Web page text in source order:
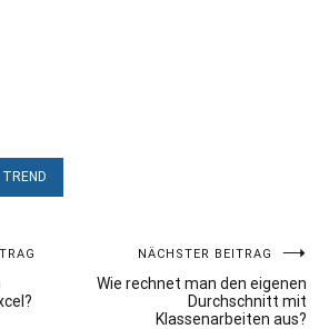
NÄCHSTER BEITRAG
Wie rechnet man den eigenen
Durchschnitt mit
Klassenarbeiten aus?